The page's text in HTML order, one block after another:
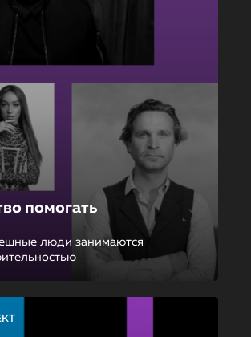
помогать
люди занимаются